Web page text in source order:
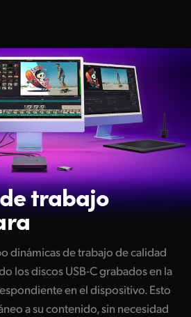
trabajo
dinámicas de trabajo de calidad
los discos USB-C grabados en la
en el dispositivo. Esto
a su contenido, sin necesidad